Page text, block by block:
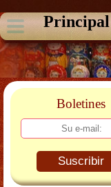
Principal
Boletines
Suscribir